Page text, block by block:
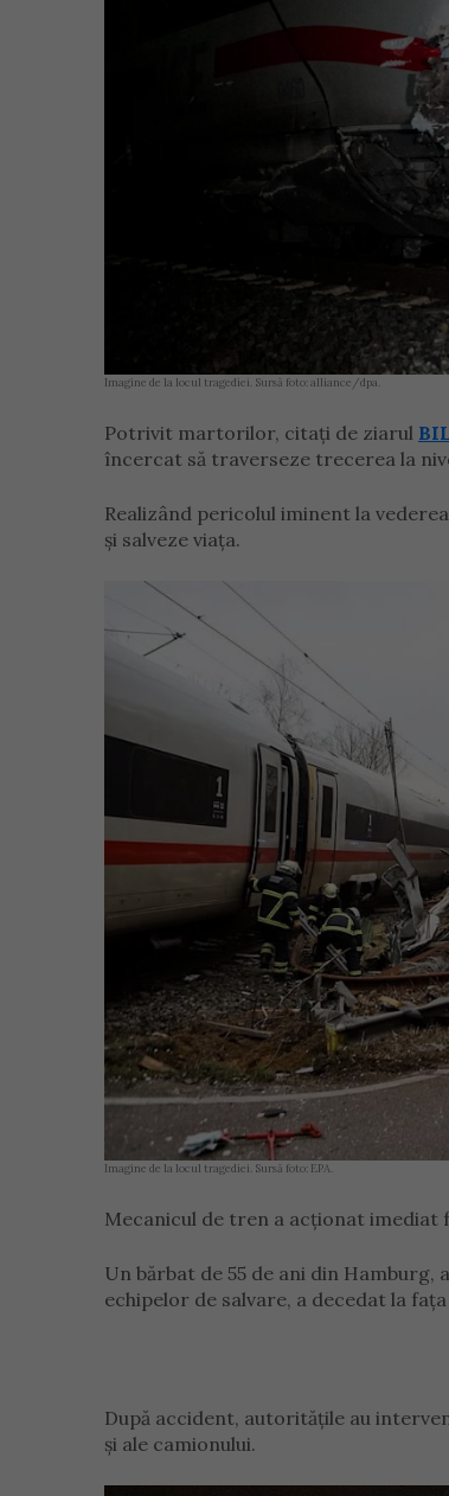
Imagine de la locul tragediei. Sursă foto: alliance/dpa.
Potrivit martorilor, citați de ziarul
încercat să traverseze trecerea la
Realizând pericolul iminent la
și salveze viața.
Imagine de la locul tragediei. Sursă foto: EPA.
Mecanicul de tren a acționat imediat
Un bărbat de 55 de ani din
echipelor de salvare, a decedat la
După accident, autoritățile au
și ale camionului.